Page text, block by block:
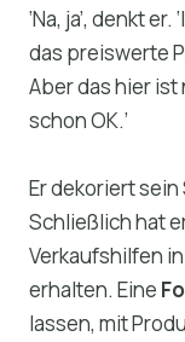
‘Na, ja’, denkt
das preiswerte
Aber das hier
schon OK.’
Er dekoriert
Schließlich hat
Verkaufshilfen
erhalten. Eine
lassen, mit